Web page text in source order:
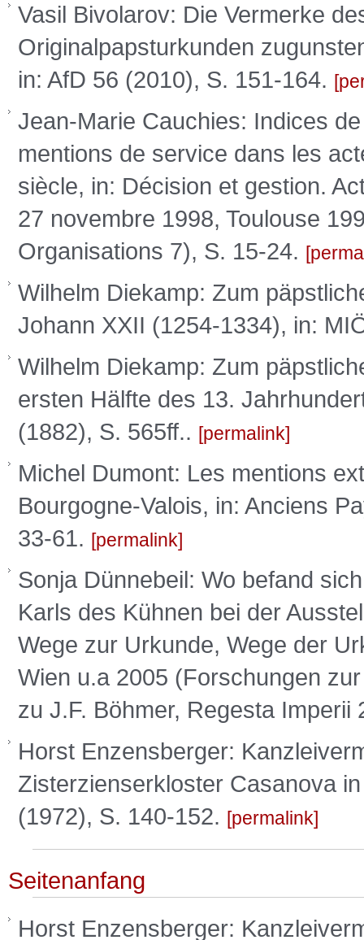
Vasil Bivolarov: Die Vermerke
Originalpapsturkunden
in: AfD 56 (2010), S. 151-164.
Jean-Marie Cauchies: Indices
mentions de service dans les
siècle, in: Décision et gestion.
27 novembre 1998, Toulouse
Organisations 7), S. 15-24.
Wilhelm Diekamp: Zum
Johann XXII (1254-1334), in:
Wilhelm Diekamp: Zum
ersten Hälfte des 13.
(1882), S. 565ff..
permalink
Michel Dumont: Les mentions
Bourgogne-Valois, in: Anciens
33-61.
permalink
Sonja Dünnebeil: Wo befand
Karls des Kühnen bei der
Wege zur Urkunde, Wege der
Wien u.a 2005 (Forschungen
zu J.F. Böhmer, Regesta
Horst Enzensberger:
Zisterzienserkloster Casanova
(1972), S. 140-152.
permalink
Seitenanfang
Horst Enzensberger: